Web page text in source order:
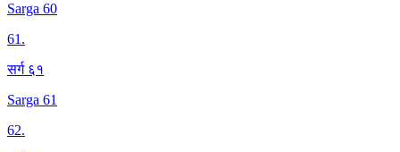
Sarga 60
61.
सर्ग ६१
Sarga 61
62.